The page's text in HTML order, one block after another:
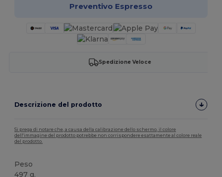
Preventivo Espresso
Spedizione Veloce
Descrizione del prodotto
Si prega di notare che, a causa della calibrazione dello schermo, il colore
dell'immagine del prodotto potrebbe non corrispondere esattamente al colore reale
del prodotto.
Peso
497 g.